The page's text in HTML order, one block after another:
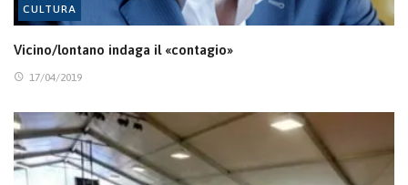
CULTURA
Vicino/lontano indaga il «contagio»
17/04/2019